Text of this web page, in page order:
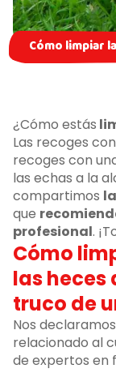
Cómo limpiar
¿Cómo estás
Las recoges
recoges con
las echas a la
compartimos
que
profesional.
Cómo
las heces
truco de
Nos
relacionado al
de expertos en